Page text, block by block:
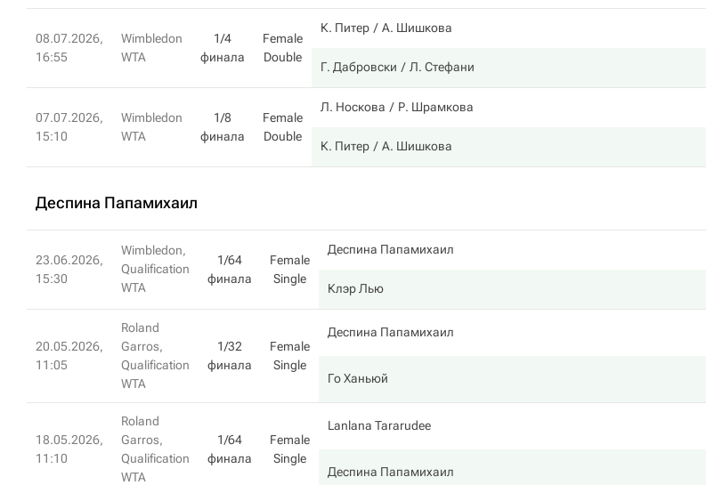
08.07.2026,
16:55
Wimbledon
WTA
1/4
финала
Female
Double
К. Питер А. Шишкова
Г. Дабровски Л. Стефани
07.07.2026,
15:10
Wimbledon
WTA
1/8
финала
Female
Double
Л. Носкова Р. Шрамкова
К. Питер А. Шишкова
Деспина Папамихаил
23.06.2026,
15:30
Wimbledon,
Qualification
WTA
1/64
финала
Female
Single
Деспина Папамихаил
Клэр Лью
20.05.2026,
11:05
Roland
Garros,
Qualification
WTA
1/32
финала
Female
Single
Деспина Папамихаил
Го Ханьюй
18.05.2026,
11:10
Roland
Garros,
Qualification
WTA
1/64
финала
Female
Single
Lanlana Tararudee
Деспина Папамихаил